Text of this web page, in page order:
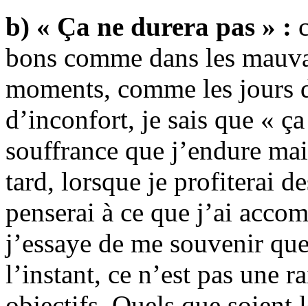
b) « Ça ne durera pas » :
bons comme dans les
moments, comme les
d’inconfort, je sais que «
souffrance que j’endure
tard, lorsque je profiterai
penserai à ce que j’ai
j’essaye de me souvenir
l’instant, ce n’est pas une